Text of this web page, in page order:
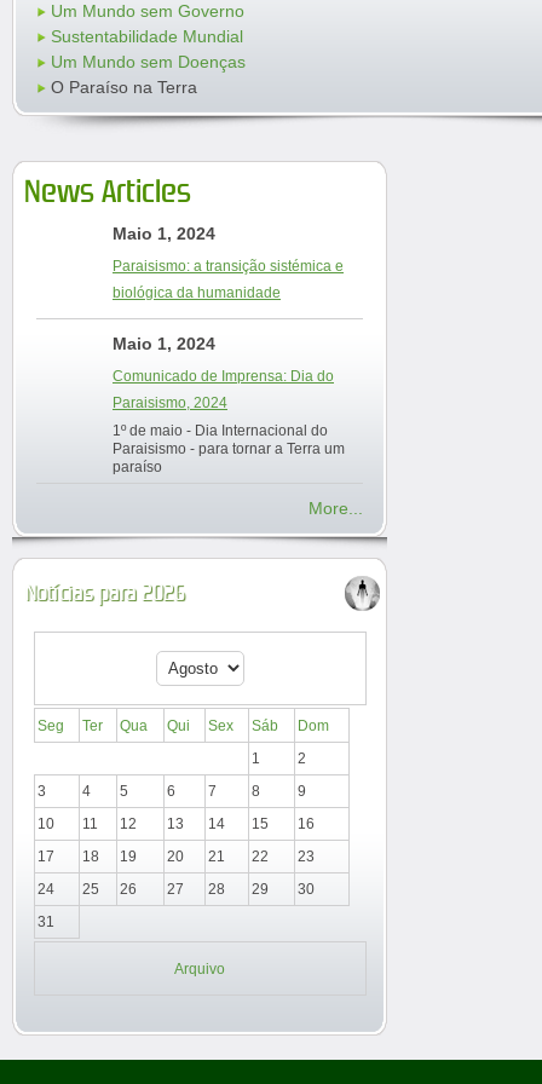
Um Mundo sem Governo
Sustentabilidade Mundial
Um Mundo sem Doenças
O Paraíso na Terra
News Articles
Maio 1, 2024
Paraisismo: a transição sistémica e
biológica da humanidade
Maio 1, 2024
Comunicado de Imprensa: Dia do
Paraisismo, 2024
1º de maio - Dia Internacional do
Paraisismo - para tornar a Terra um
paraíso
More...
Notícias para 2026
Seg Ter Qua Qui Sex Sáb
Dom
1
2
3
4 5 6 7 8
9
10
11 12 13 14 15
16
17
18 19 20 21 22
23
24
25 26 27 28 29
30
31
Arquivo